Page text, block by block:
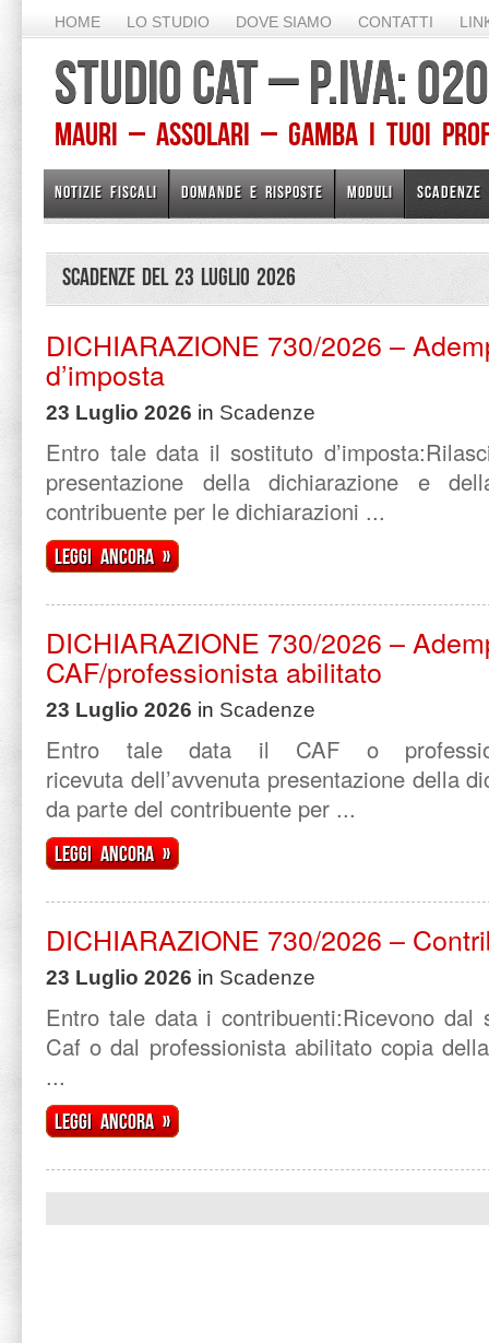
HOME LO STUDIO DOVE SIAMO CONTATTI
STUDIO CAT – P.IVA:
Mauri – Assolari – Gamba I TUOI
NOTIZIE FISCALI DOMANDE E RISPOSTE MODULI SCADENZE
Scadenze del 23 Luglio 2026
DICHIARAZIONE 730/2026 –
d’imposta
23 Luglio 2026 in Scadenze
Entro tale data il sostituto
presentazione della dichiarazione e
contribuente per le dichiarazioni ...
Leggi ancora »
DICHIARAZIONE 730/2026 –
CAF/professionista abilitato
23 Luglio 2026 in Scadenze
Entro tale data il CAF o
ricevuta dell’avvenuta presentazione della
da parte del contribuente per ...
Leggi ancora »
DICHIARAZIONE 730/2026 –
23 Luglio 2026 in Scadenze
Entro tale data i contribuenti:Ricevono dal
Caf o dal professionista abilitato copia
...
Leggi ancora »